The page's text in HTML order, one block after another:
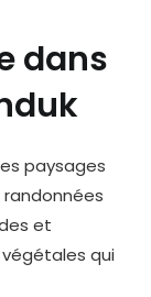
dans
paysages
et
qui